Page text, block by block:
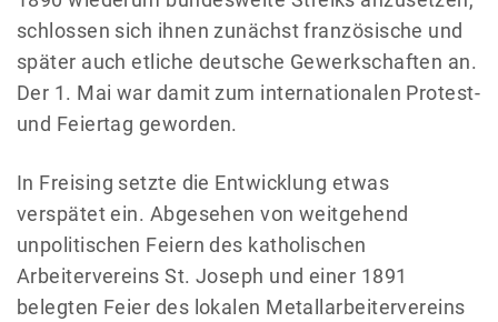
schlossen sich ihnen zunächst französische und
später auch etliche deutsche Gewerkschaften an.
Der 1. Mai war damit zum internationalen Protest-
und Feiertag geworden.
In Freising setzte die Entwicklung etwas
verspätet ein. Abgesehen von weitgehend
unpolitischen Feiern des katholischen
Arbeitervereins St. Joseph und einer 1891
belegten Feier des lokalen Metallarbeitervereins